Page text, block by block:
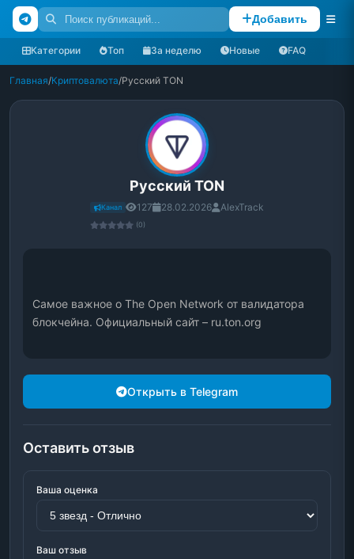
Добавить
Категории Топ За неделю Новые FAQ
Главная/Криптовалюта/Русский TON
Русский TON
Канал 127 28.02.2026 AlexTrack
(0)
Самое важное о The Open Network от валидатора
блокчейна. Официальный сайт – ru.ton.org
Открыть в Telegram
Оставить отзыв
Ваша оценка
Ваш отзыв